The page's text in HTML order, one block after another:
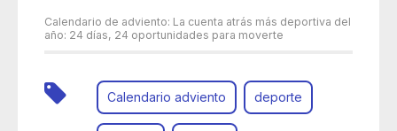
Calendario de adviento: La cuenta atrás más deportiva del
año: 24 días, 24 oportunidades para moverte
Calendario adviento deporte